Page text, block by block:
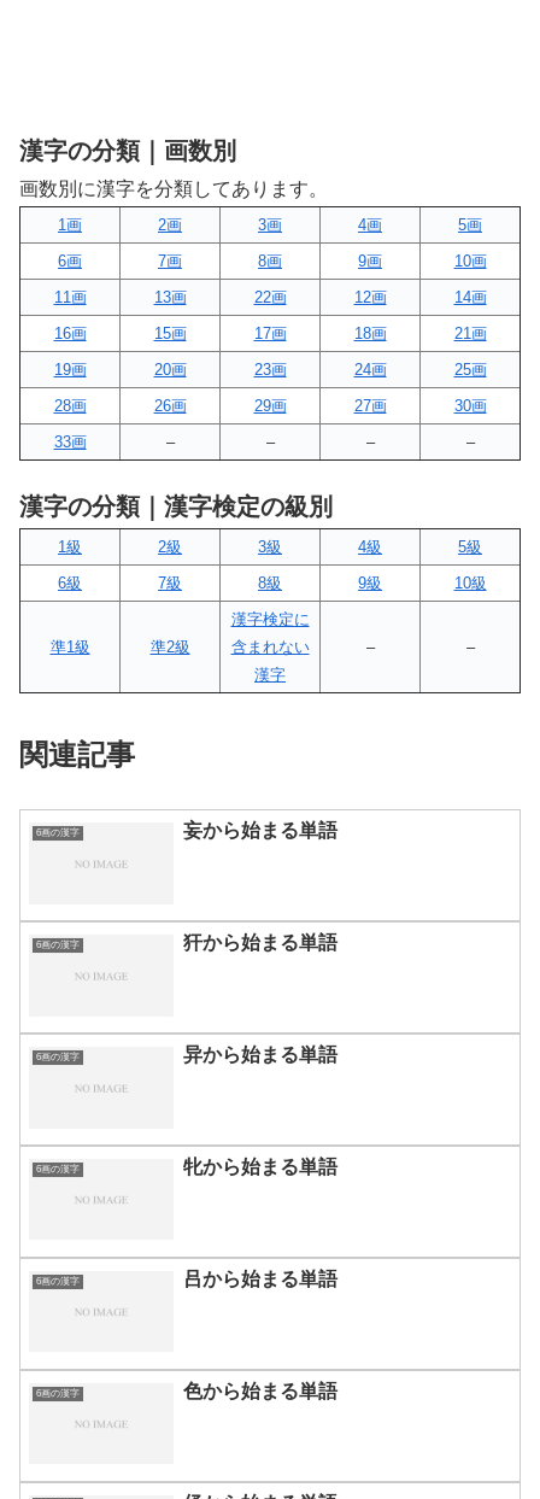
漢字の分類｜画数別
画数別に漢字を分類してあります。
1画 2画 3画 4画
5画
6画
7画 8画 9画
10画
11画
13画 22画 12画
14画
16画
15画 17画 18画
21画
19画
20画 23画 24画
25画
28画
26画 29画 27画
30画
33画
– – – –
漢字の分類｜漢字検定の級別
1級 2級 3級 4級
5級
6級
7級 8級 9級 10級
準1級 準2級
漢字検定に
含まれない
漢字
– –
関連記事
6画の漢字 妄から始まる単語
6画の漢字 犴から始まる単語
6画の漢字 异から始まる単語
6画の漢字 牝から始まる単語
6画の漢字 吕から始まる単語
6画の漢字 色から始まる単語